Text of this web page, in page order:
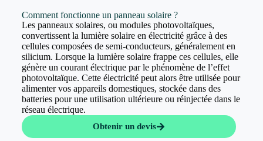
Comment fonctionne un panneau solaire ?
Les panneaux solaires, ou modules photovoltaïques,
convertissent la lumière solaire en électricité grâce à des
cellules composées de semi-conducteurs, généralement en
silicium. Lorsque la lumière solaire frappe ces cellules, elle
génère un courant électrique par le phénomène de l’effet
photovoltaïque. Cette électricité peut alors être utilisée pour
alimenter vos appareils domestiques, stockée dans des
batteries pour une utilisation ultérieure ou réinjectée dans le
réseau électrique.
Obtenir un devis